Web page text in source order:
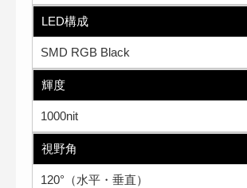
LED構成
SMD RGB Black
輝度
1000nit
視野角
120°（水平・垂直）